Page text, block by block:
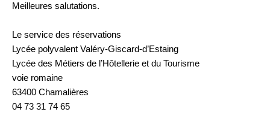
Meilleures salutations.
Le service des réservations
Lycée polyvalent Valéry-Giscard-d’Estaing
Lycée des Métiers de l’Hôtellerie et du Tourisme
voie romaine
63400 Chamalières
04 73 31 74 65